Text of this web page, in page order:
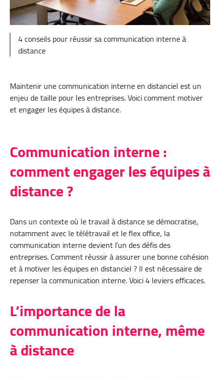
4 conseils pour réussir sa communication interne à
distance
Maintenir une communication interne en distanciel est un
enjeu de taille pour les entreprises. Voici comment motiver
et engager les équipes à distance.
Communication interne :
comment engager les équipes à
distance ?
Dans un contexte où le travail à distance se démocratise,
notamment avec le télétravail et le flex office, la
communication interne devient l’un des défis des
entreprises. Comment réussir à assurer une bonne cohésion
et à motiver les équipes en distanciel ? Il est nécessaire de
repenser la communication interne. Voici 4 leviers efficaces.
L’importance de la
communication interne, même
à distance